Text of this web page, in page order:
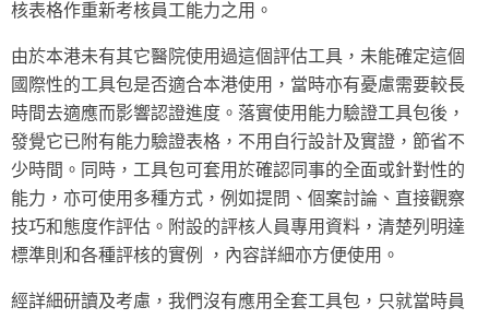
核表格作重新考核員工能力之用。
由於本港未有其它醫院使用過這個評估工具，未能確定這個
國際性的工具包是否適合本港使用，當時亦有憂慮需要較長
時間去適應而影響認證進度。落實使用能力驗證工具包後，
發覺它已附有能力驗證表格，不用自行設計及實證，節省不
少時間。同時，工具包可套用於確認同事的全面或針對性的
能力，亦可使用多種方式，例如提問、個案討論、直接觀察
技巧和態度作評估。附設的評核人員專用資料，清楚列明達
標準則和各種評核的實例 ，內容詳細亦方便使用。
經詳細研讀及考慮，我們沒有應用全套工具包，只就當時員